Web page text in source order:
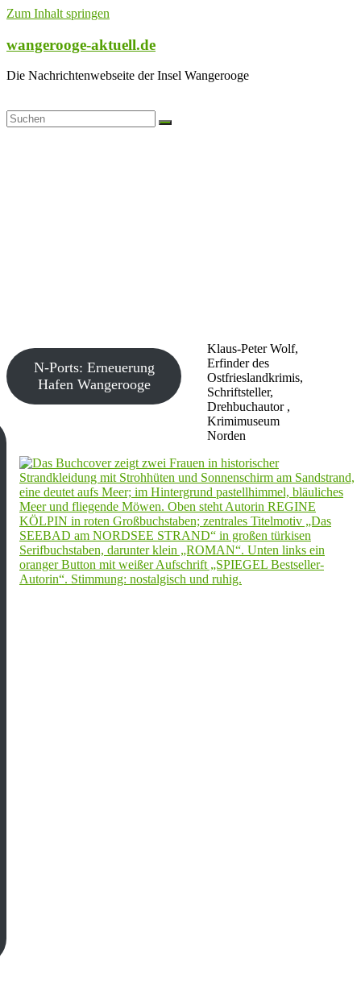
Zum Inhalt springen
wangerooge-aktuell.de
Die Nachrichtenwebseite der Insel Wangerooge
Klaus-Peter Wolf,
Erfinder des
Ostfrieslandkrimis,
Schriftsteller,
Drehbuchautor ,
Krimimuseum
Norden
N-Ports: Erneuerung
Hafen Wangerooge